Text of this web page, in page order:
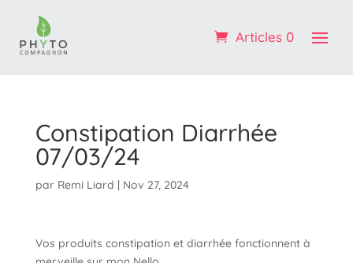
Articles 0
Constipation Diarrhée
07/03/24
par Remi Liard | Nov 27, 2024
Vos produits constipation et diarrhée fonctionnent à
Profitez de -10% sur votre 1ère commande : code